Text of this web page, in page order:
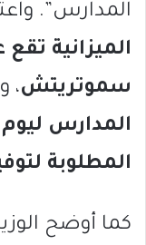
المدارس”.
الميزانية تقع
سموتريتش،
المدارس ليوم
المطلوبة
كما أوضح